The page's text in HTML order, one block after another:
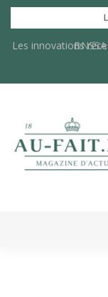
Skip
content
Les innovations